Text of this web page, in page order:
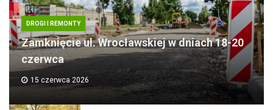
DROGI I REMONTY
Zamknięcie ul. Wrocławskiej w dniach 18-20
czerwca
15 czerwca 2026